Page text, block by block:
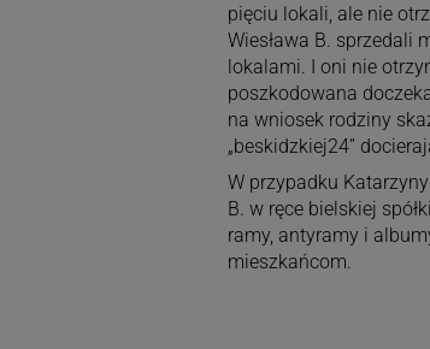
pięciu lokali, ale nie
Wiesława B. sprzedali
lokalami. I oni nie
poszkodowana
na wniosek rodziny
„beskidzkiej24”
W przypadku
B. w ręce bielskiej
ramy, antyramy i
mieszkańcom.